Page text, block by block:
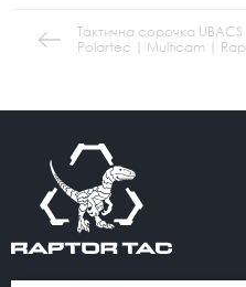
Тактична сорочка
Polartec | Multicam |